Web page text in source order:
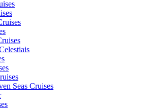
Seas Cruises